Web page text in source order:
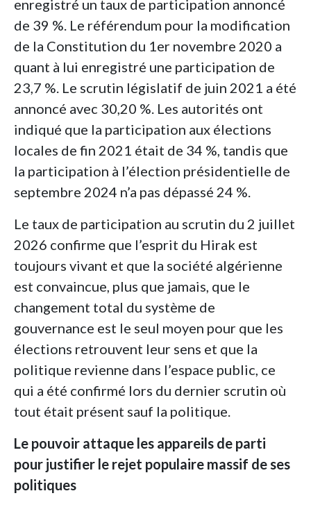
enregistré un taux de participation annoncé
de 39 %. Le référendum pour la modification
de la Constitution du 1er novembre 2020 a
quant à lui enregistré une participation de
23,7 %. Le scrutin législatif de juin 2021 a été
annoncé avec 30,20 %. Les autorités ont
indiqué que la participation aux élections
locales de fin 2021 était de 34 %, tandis que
la participation à l’élection présidentielle de
septembre 2024 n’a pas dépassé 24 %.
Le taux de participation au scrutin du 2 juillet
2026 confirme que l’esprit du Hirak est
toujours vivant et que la société algérienne
est convaincue, plus que jamais, que le
changement total du système de
gouvernance est le seul moyen pour que les
élections retrouvent leur sens et que la
politique revienne dans l’espace public, ce
qui a été confirmé lors du dernier scrutin où
tout était présent sauf la politique.
Le pouvoir attaque les appareils de parti
pour justifier le rejet populaire massif de ses
politiques